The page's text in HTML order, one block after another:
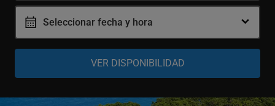
Seleccionar fecha y hora